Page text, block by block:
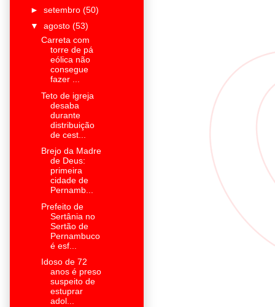
► setembro (50)
▼ agosto (53)
Carreta com
torre de pá
eólica não
consegue
fazer ...
Teto de igreja
desaba
durante
distribuição
de cest...
Brejo da Madre
de Deus:
primeira
cidade de
Pernamb...
Prefeito de
Sertânia no
Sertão de
Pernambuco
é esf...
Idoso de 72
anos é preso
suspeito de
estuprar
adol...